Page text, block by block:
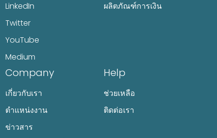
LinkedIn
Twitter
YouTube
Medium
ผลิตภัณฑ์การเงิน
Company
เกี่ยวกับเรา
ตำแหน่งงาน
ข่าวสาร
Help
ช่วยเหลือ
ติดต่อเรา